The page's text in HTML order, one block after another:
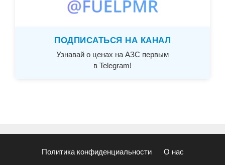
ПОДПИСАТЬСЯ НА КАНАЛ
Узнавай о ценах на АЗС первым
в Telegram!
Политика конфиденциальности О нас